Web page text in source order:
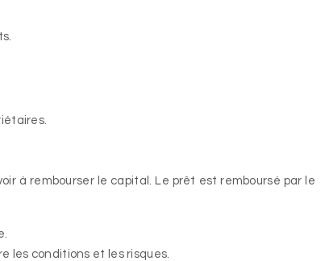
à rembourser le capital. Le prêt est remboursé par le
les conditions et les risques.